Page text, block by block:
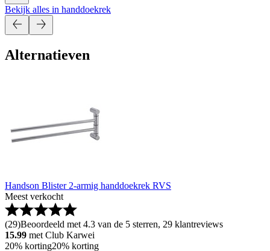
Bekijk alles in handdoekrek
Alternatieven
Handson Blister 2-armig handdoekrek RVS
Meest verkocht
(29)Beoordeeld met 4.3 van de 5 sterren, 29 klantreviews
15.99 met Club Karwei
20% korting20% korting